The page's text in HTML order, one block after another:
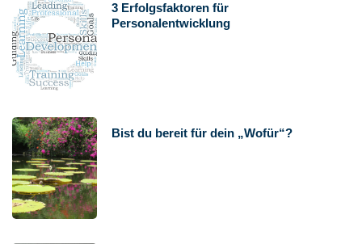
3 Erfolgsfaktoren für
Personalentwicklung
Bist du bereit für dein „Wofür“?